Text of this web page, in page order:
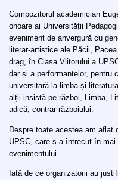
Compozitorul academician
onoare ai Universității
eveniment de anvergură cu
literar-artistice ale Păcii,
drag, în Clasa Viitorului a
dar și a performanțelor, pentru
universitară la limba și
alții insistă pe război, Limba,
adică, contrar războiului.
Despre toate acestea am aflat
UPSC, care s-a întrecut în mai
evenimentului.
Iată de ce organizatorii au